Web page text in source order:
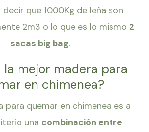
que 1000Kg de leña son
2m3 o lo que es lo mismo 2
sacas big bag.
la mejor madera para
en chimenea?
para quemar en chimenea es a
una combinación entre